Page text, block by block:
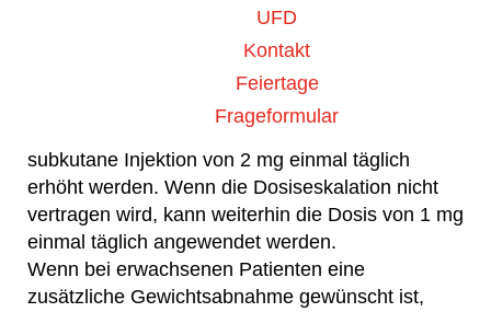
UFD
Kontakt
Feiertage
Frageformular
Für Erwachsene und Kinder von 12 bis 17 Jahren
ist die Anfangsdosis eine subkutane Injektion von
1 mg einmal täglich über einen Zeitraum von 2
Wochen. Wenn Setmelanotid gut vertragen wird,
kann die Dosis nach 2 Wochen auf eine
subkutane Injektion von 2 mg einmal täglich
erhöht werden. Wenn die Dosiseskalation nicht
vertragen wird, kann weiterhin die Dosis von 1 mg
einmal täglich angewendet werden.
Wenn bei erwachsenen Patienten eine
zusätzliche Gewichtsabnahme gewünscht ist,